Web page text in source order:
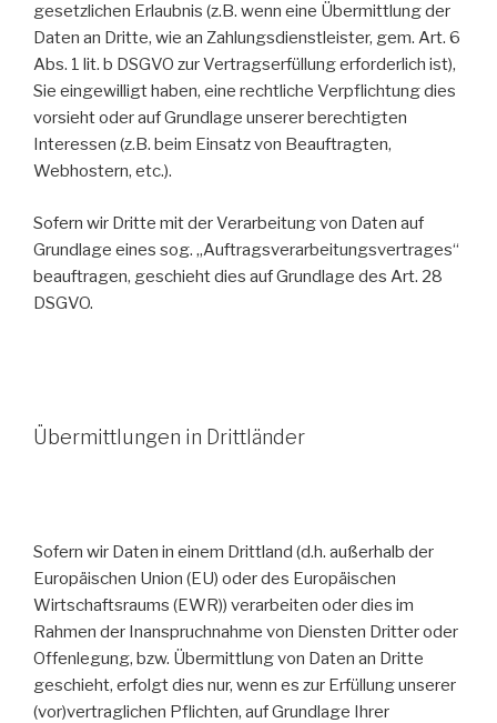
gesetzlichen Erlaubnis (z.B. wenn eine Übermittlung der
Daten an Dritte, wie an Zahlungsdienstleister, gem. Art. 6
Abs. 1 lit. b DSGVO zur Vertragserfüllung erforderlich ist),
Sie eingewilligt haben, eine rechtliche Verpflichtung dies
vorsieht oder auf Grundlage unserer berechtigten
Interessen (z.B. beim Einsatz von Beauftragten,
Webhostern, etc.).
Sofern wir Dritte mit der Verarbeitung von Daten auf
Grundlage eines sog. „Auftragsverarbeitungsvertrages“
beauftragen, geschieht dies auf Grundlage des Art. 28
DSGVO.
Übermittlungen in Drittländer
Sofern wir Daten in einem Drittland (d.h. außerhalb der
Europäischen Union (EU) oder des Europäischen
Wirtschaftsraums (EWR)) verarbeiten oder dies im
Rahmen der Inanspruchnahme von Diensten Dritter oder
Offenlegung, bzw. Übermittlung von Daten an Dritte
geschieht, erfolgt dies nur, wenn es zur Erfüllung unserer
(vor)vertraglichen Pflichten, auf Grundlage Ihrer